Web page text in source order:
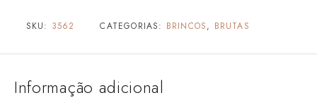
SKU: 3562 CATEGORIAS: BRINCOS, BRUTAS
Informação adicional